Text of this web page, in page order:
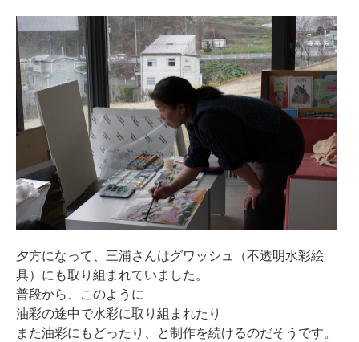
夕方になって、三浦さんはグワッシュ（不透明水彩絵
具）にも取り組まれていました。
普段から、このように
油彩の途中で水彩に取り組まれたり
また油彩にもどったり、と制作を続けるのだそうです。